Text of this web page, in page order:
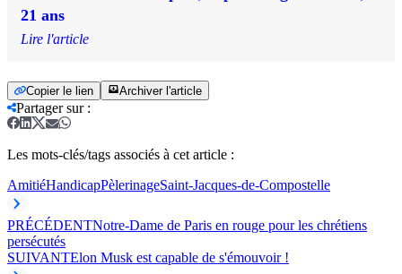
21 ans
Lire l'article
Copier le lien Archiver l'article
Partager sur:
Les mots-clés/tags associés à cet article :
AmitiéHandicapPèlerinageSaint-Jacques-de-Compostelle
PRÉCÉDENTNotre-Dame de Paris en rouge pour les chrétiens
persécutés
SUIVANTElon Musk est capable de s'émouvoir !